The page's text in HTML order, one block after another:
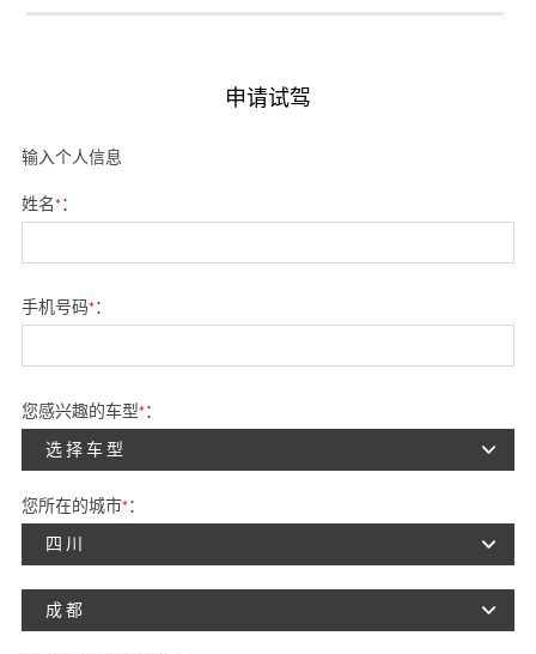
申请试驾
输入个人信息
姓名*：
手机号码*：
您感兴趣的车型*：
选择车型
您所在的城市*：
四川
成都